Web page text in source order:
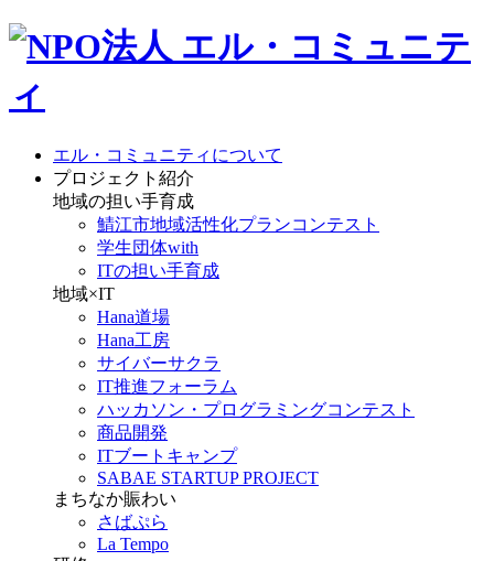
エル・コミュニティについて
プロジェクト紹介
地域の担い手育成
鯖江市地域活性化プランコンテスト
学生団体with
ITの担い手育成
地域×IT
Hana道場
Hana工房
サイバーサクラ
IT推進フォーラム
ハッカソン・プログラミングコンテスト
商品開発
ITブートキャンプ
SABAE STARTUP PROJECT
まちなか賑わい
さばぷら
La Tempo